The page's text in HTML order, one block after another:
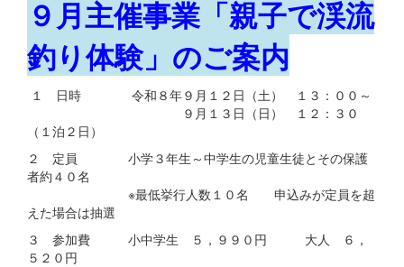
９月主催事業「親子で渓流
釣り体験」のご案内
１ 日時 令和８年９月１２日（土） １３：００～
９月１３日（日） １２：３０
（１泊２日）
２ 定員 小学３年生～中学生の児童生徒とその保護
者約４０名
※最低挙行人数１０名 申込みが定員を超
えた場合は抽選
３ 参加費 小中学生 ５，９９０円 大人 ６，
５２０円